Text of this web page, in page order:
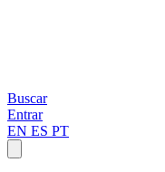
Buscar
Entrar
EN ES PT